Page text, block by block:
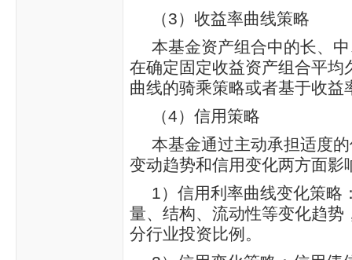
（3）收益率曲线策略
本基金资产组合中的长、
在确定固定收益资产组合平
曲线的骑乘策略或者基于收
（4）信用策略
本基金通过主动承担适度
变动趋势和信用变化两方面
1）信用利率曲线变化策略
量、结构、流动性等变化趋
分行业投资比例。